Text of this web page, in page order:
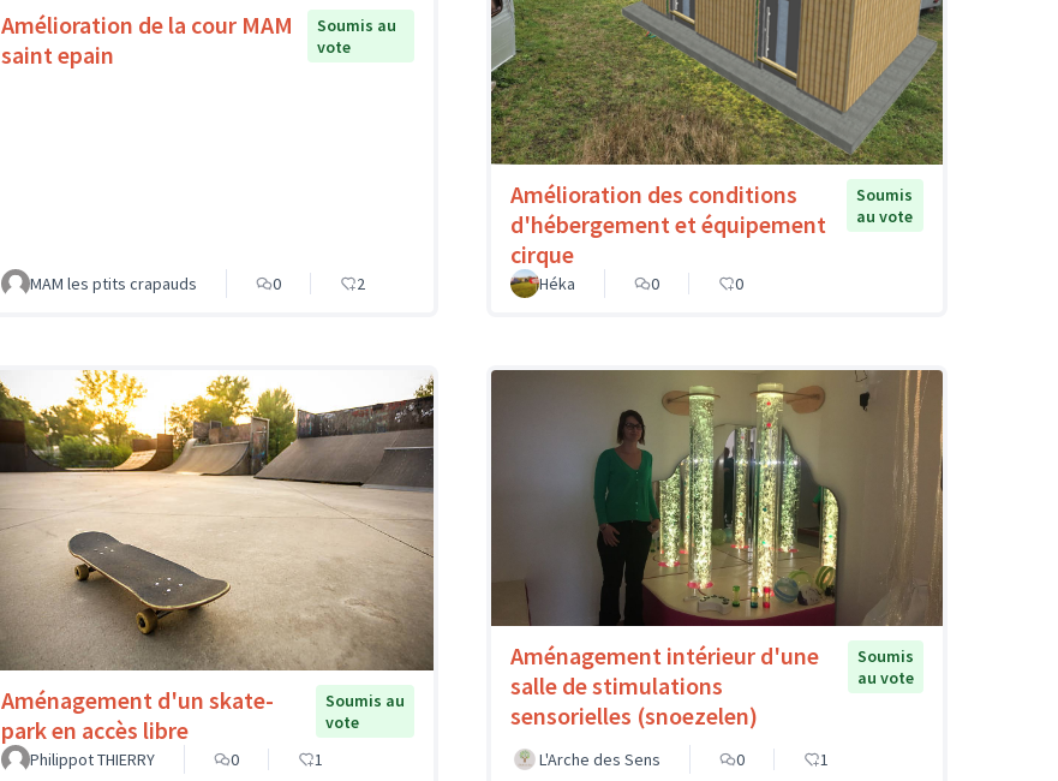
Amélioration de la cour MAM
saint epain
Soumis au
vote
MAM les ptits crapauds 0 2
Amélioration des conditions
d'hébergement et équipement
cirque
Soumis
au vote
Héka 0 0
Aménagement d'un skate-
park en accès libre
Soumis au
vote
Philippot THIERRY
0 1
Aménagement intérieur d'une
salle de stimulations
sensorielles (snoezelen)
Soumis
au vote
L'Arche des Sens 0 1